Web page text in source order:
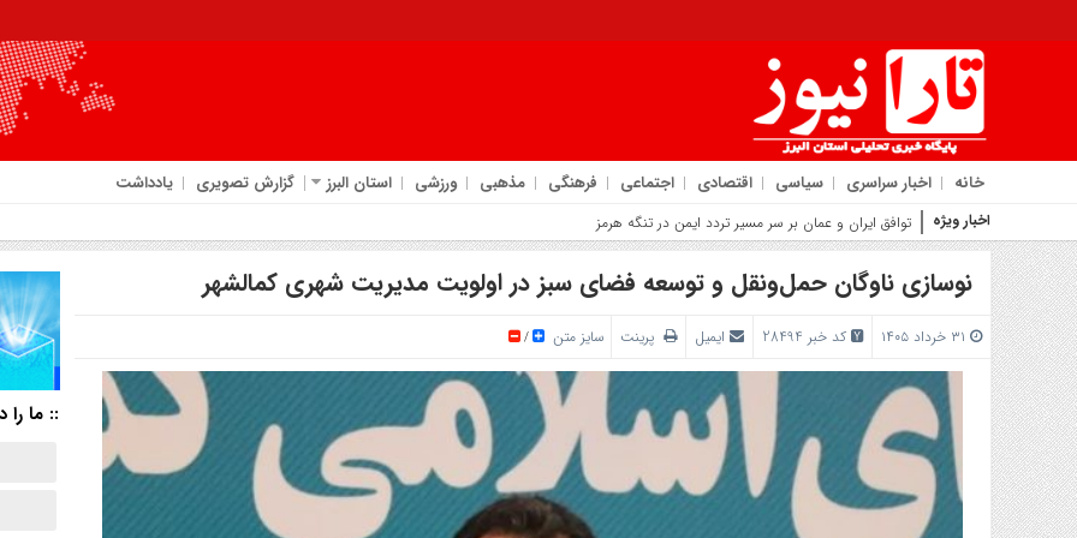
خانه اخبار سراسری سیاسی اقتصادی اجتماعی فرهنگی مذهبی ورزشی استان البرز گزارش تصویری یادداشت
اخبار ویژه روایت شهردار کمال‌شهر از جهش
نوسازی ناوگان حمل‌ونقل و توسعه فضای سبز در اولویت مدیریت شهری کمالشهر
کد خبر 28494 ایمیل پرینت سایز متن /
:: ما را